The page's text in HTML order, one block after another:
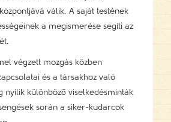
válik. A saját testének
a megismerése segíti az
végzett mozgás közben
és a társakhoz való
nyílik különböző viselkedésminták
során a siker-kudarcok